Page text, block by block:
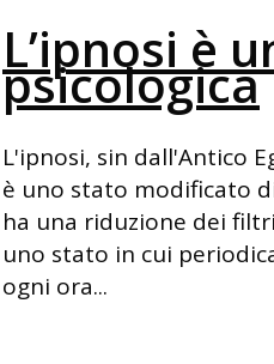
L’ipnosi è
psicologica
L'ipnosi, sin dall'Antico
è uno stato modificato
ha una riduzione dei
uno stato in cui
ogni ora...